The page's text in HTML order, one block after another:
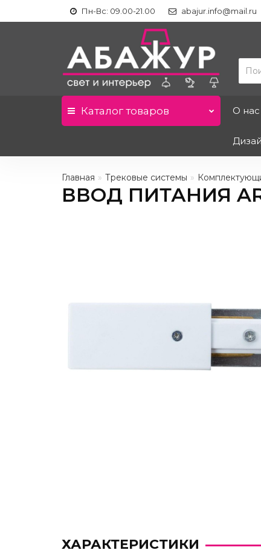
Пн-Вс: 09.00-21.00 abajur.info@mail.ru
Каталогтоваров О нас
Главная Трековые системы
ВВОД ПИТАНИЯ
ХАРАКТЕРИСТИКИ